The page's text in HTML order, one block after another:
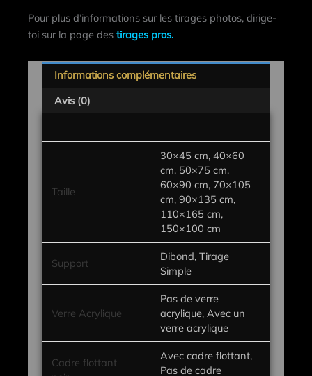
Pour plus d’informations sur les tirages photos, dirige-
toi sur la page des tirages pros.
Informations complémentaires
Avis (0)
Taille
30×45 cm, 40×60
cm, 50×75 cm,
60×90 cm, 70×105
cm, 90×135 cm,
110×165 cm,
150×100 cm
Support
Dibond, Tirage
Simple
Verre Acrylique
Pas de verre
acrylique, Avec un
verre acrylique
Cadre flottant
Avec cadre flottant,
Pas de cadre